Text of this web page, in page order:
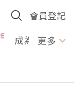
會員登記
成為U更多